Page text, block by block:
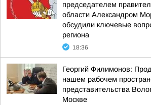
председателем
области Александром
обсудили ключевые
региона
18:36
Георгий Филимонов:
нашем рабочем
представительства
Москве